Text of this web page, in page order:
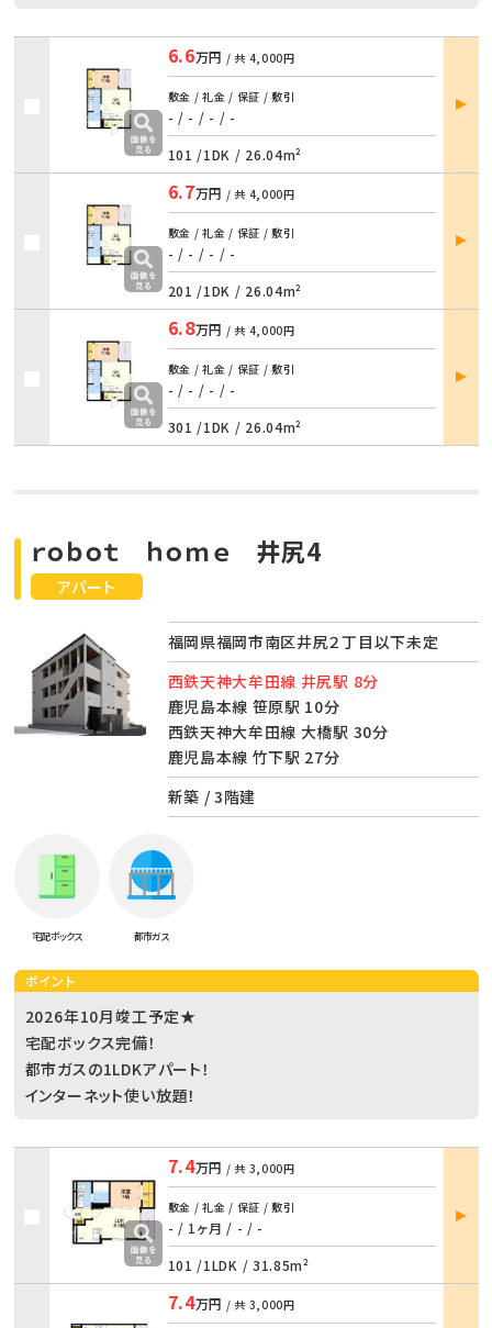
6.6万円 / 共 4,000円
敷金 / 礼金 / 保証 / 敷引
- / - / - / -
101 /1DK / 26.04m²
部屋
詳細
6.7万円 / 共 4,000円
敷金 / 礼金 / 保証 / 敷引
- / - / - / -
201 /1DK / 26.04m²
部屋
詳細
6.8万円 / 共 4,000円
敷金 / 礼金 / 保証 / 敷引
- / - / - / -
301 /1DK / 26.04m²
部屋
詳細
アパート
ｒｏｂｏｔ ｈｏｍｅ 井尻4
福岡県福岡市南区井尻２丁目以下未定
西鉄天神大牟田線 井尻駅 8分
鹿児島本線 笹原駅 10分
西鉄天神大牟田線 大橋駅 30分
鹿児島本線 竹下駅 27分
新築 / 3階建
宅配ボックス 都市ガス
ポイント
2026年10月竣工予定★
宅配ボックス完備！
都市ガスの1LDKアパート！
インターネット使い放題！
7.4万円 / 共 3,000円
敷金 / 礼金 / 保証 / 敷引
- / 1ヶ月 / - / -
101 /1LDK / 31.85m²
部屋
詳細
7.4万円 / 共 3,000円